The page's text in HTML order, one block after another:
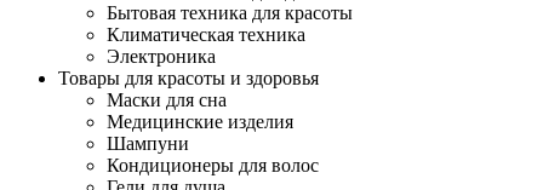
Бытовая техника для красоты
Климатическая техника
Электроника
Товары для красоты и здоровья
Маски для сна
Медицинские изделия
Шампуни
Кондиционеры для волос